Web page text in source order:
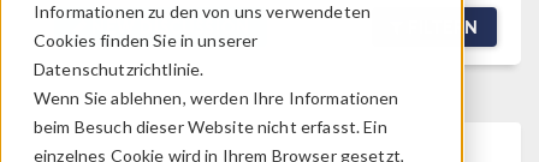
Informationen zu den von uns verwendeten
Cookies finden Sie in unserer
Datenschutzrichtlinie.
Wenn Sie ablehnen, werden Ihre Informationen
beim Besuch dieser Website nicht erfasst. Ein
einzelnes Cookie wird in Ihrem Browser gesetzt,
FILTERN